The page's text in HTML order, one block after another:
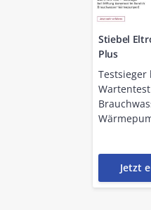
Stiebel
Plus
Jetzt